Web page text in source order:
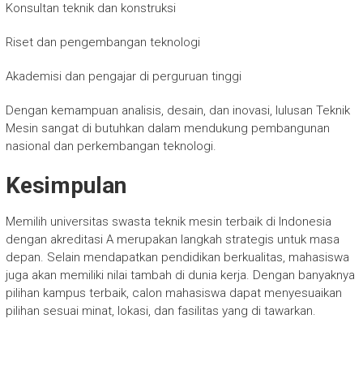
Konsultan teknik dan konstruksi
Riset dan pengembangan teknologi
Akademisi dan pengajar di perguruan tinggi
Dengan kemampuan analisis, desain, dan inovasi, lulusan Teknik
Mesin sangat di butuhkan dalam mendukung pembangunan
nasional dan perkembangan teknologi.
Kesimpulan
Memilih universitas swasta teknik mesin terbaik di Indonesia
dengan akreditasi A merupakan langkah strategis untuk masa
depan. Selain mendapatkan pendidikan berkualitas, mahasiswa
juga akan memiliki nilai tambah di dunia kerja. Dengan banyaknya
pilihan kampus terbaik, calon mahasiswa dapat menyesuaikan
pilihan sesuai minat, lokasi, dan fasilitas yang di tawarkan.